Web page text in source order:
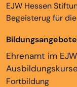
EJW Hessen
Begeisterug für
Bildungsangebote
Ehrenamt im EJW
Ausbildungskurse
Fortbildung